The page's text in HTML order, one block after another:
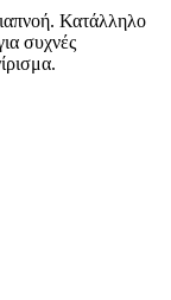
Κατάλληλο
συχνές